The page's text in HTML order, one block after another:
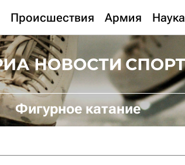
Происшествия Армия Наука
Фигурное катание